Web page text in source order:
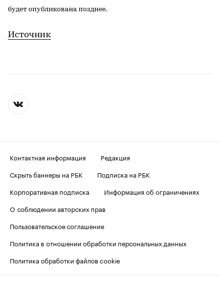
будет опубликована позднее.
Источник
Контактная информация
Редакция
Скрыть баннеры на РБК
Подписка на РБК
Корпоративная подписка
Информация об ограничениях
О соблюдении авторских прав
Пользовательское соглашение
Политика в отношении обработки персональных данных
Политика обработки файлов cookie